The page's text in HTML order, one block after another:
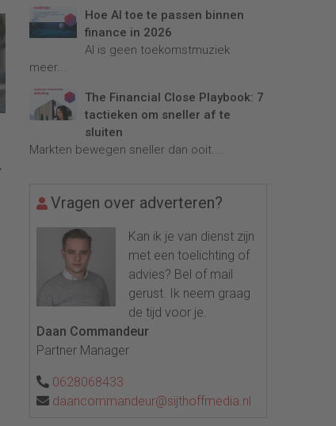
Hoe AI toe te passen binnen
finance in 2026
AI is geen toekomstmuziek
meer...
The Financial Close Playbook: 7
tactieken om sneller af te
sluiten
Markten bewegen sneller dan ooit....
Vragen over adverteren?
Kan ik je van dienst zijn
met een toelichting of
advies? Bel of mail
gerust. Ik neem graag
de tijd voor je.
Daan Commandeur
Partner Manager
0628068433
daancommandeur@sijthoffmedia.nl